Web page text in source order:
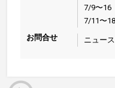
7/9〜16
7/11〜
お問合せ
ニュー